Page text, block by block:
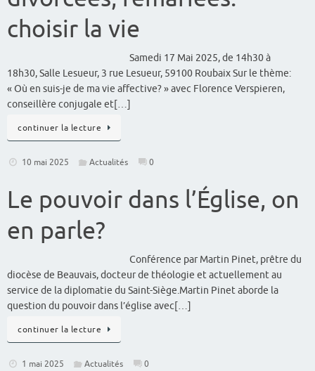
choisir la vie
Samedi 17 Mai 2025, de 14h30 à
18h30, Salle Lesueur, 3 rue Lesueur, 59100 Roubaix Sur le thème:
« Où en suis-je de ma vie affective? » avec Florence Verspieren,
conseillère conjugale et[…]
continuer la lecture
10 mai 2025 Actualités 0
Le pouvoir dans l’Église, on
en parle?
Conférence par Martin Pinet, prêtre du
diocèse de Beauvais, docteur de théologie et actuellement au
service de la diplomatie du Saint-Siège.Martin Pinet aborde la
question du pouvoir dans l’église avec[…]
continuer la lecture
1 mai 2025 Actualités 0